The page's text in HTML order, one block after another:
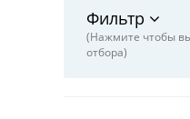
Фильтр
(Нажмите чтобы
отбора)